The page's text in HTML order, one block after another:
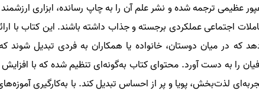
عظیمی ترجمه شده و نشر علم آن را به چاپ رسانده، ابزاری
اجتماعی عملکردی برجسته و جذاب داشته باشند. این کتاب با
که در میان دوستان، خانواده یا همکاران به فردی تبدیل شوند که
را به دست آورد. محتوای کتاب به‌گونه‌ای تنظیم شده که با
لذت‌بخش، پویا و پر از احساس تبدیل کند. با به‌کارگیری